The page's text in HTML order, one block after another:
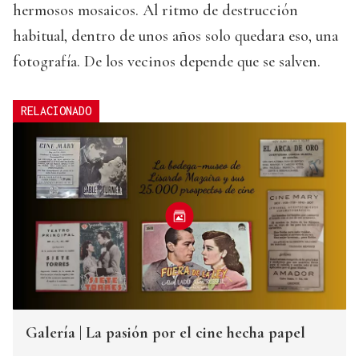
hermosos mosaicos. Al ritmo de destrucción
habitual, dentro de unos años solo quedara eso, una
fotografía. De los vecinos depende que se salven.
RELACIONADO
Galería | La pasión por el cine hecha papel